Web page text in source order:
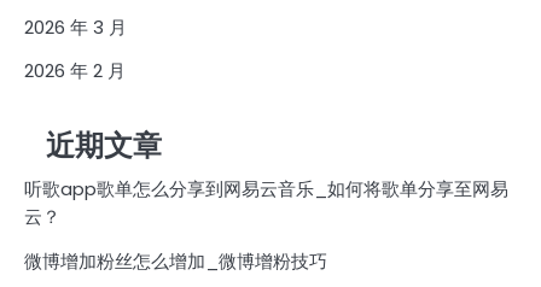
2026 年 3 月
2026 年 2 月
近期文章
听歌app歌单怎么分享到网易云音乐_如何将歌单分享至网易
云？
微博增加粉丝怎么增加_微博增粉技巧